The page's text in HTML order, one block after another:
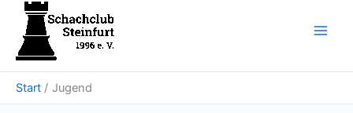
Inhalt
springen
Start Jugend